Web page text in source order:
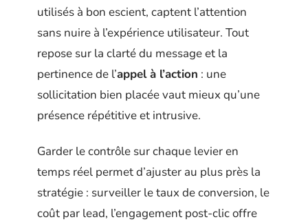
utilisés à bon escient, captent l’attention
sans nuire à l’expérience utilisateur. Tout
repose sur la clarté du message et la
pertinence de l’appel à l’action : une
sollicitation bien placée vaut mieux qu’une
présence répétitive et intrusive.
Garder le contrôle sur chaque levier en
temps réel permet d’ajuster au plus près la
stratégie : surveiller le taux de conversion, le
coût par lead, l’engagement post-clic offre